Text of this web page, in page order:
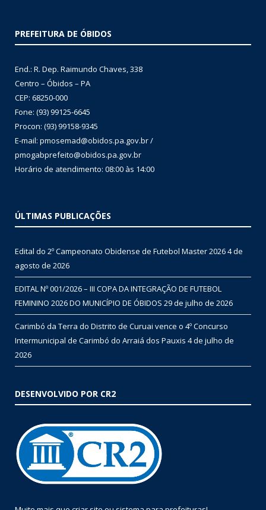
PREFEITURA DE ÓBIDOS
End.: R. Dep. Raimundo Chaves, 338
Centro – Óbidos – PA
CEP: 68250-000
Fone: (93) 99125-6645
Procon: (93) 99158-9345
E-mail: pmosemad@obidos.pa.gov.br /
pmogabprefeito@obidos.pa.gov.br
Horário de atendimento: 08:00 às 14:00
ÚLTIMAS PUBLICAÇÕES
Edital do 2º Campeonato Obidense de Futebol Master 20264 de
agosto de 2026
EDITAL Nº 001/2026 – III COPA DA INTEGRAÇÃO DE FUTEBOL
FEMININO 2026 DO MUNICÍPIO DE ÓBIDOS 29 de julho de 2026
Carimbó da Terra do Distrito de Curuai vence o 4º Concurso
Intermunicipal de Carimbó do Arraiá dos Pauxis 4 de julho de
2026
DESENVOLVIDO POR CR2